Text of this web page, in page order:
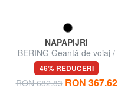
NAPAPIJRI
BERING Geantă de voiaj /
Rucsac
46% REDUCERI
RON 682.83 RON 367.62